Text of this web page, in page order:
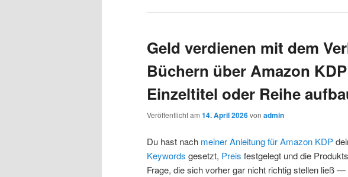
Geld verdienen mit dem
Büchern über Amazon
Einzeltitel oder Reihe
Veröffentlicht am 14. April 2026von admin
Du hast nach meiner Anleitung für Amazon KDP
Keywords gesetzt, Preis festgelegt und die
Frage, die sich vorher gar nicht richtig stellen ließ